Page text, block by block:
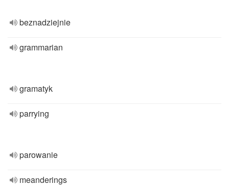
beznadziejnie
grammarian
gramatyk
parrying
parowanie
meanderings